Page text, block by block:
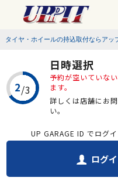
タイヤ・ホイールの持込取付ならアッ
日時選択
予約が空いていな
ます。
詳しくは店舗にお
い。
UP GARAGE ID でログ
ログ